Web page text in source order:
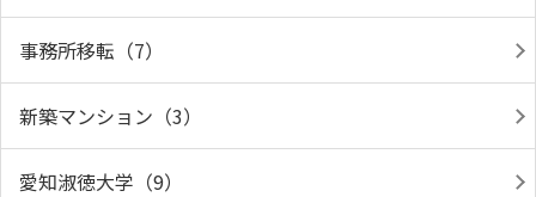
事務所移転（7）
新築マンション（3）
愛知淑徳大学（9）